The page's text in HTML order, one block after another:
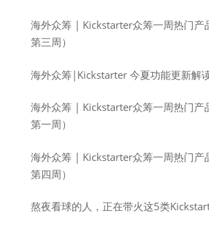
海外众筹 | Kickstarter众筹一周热门产
第三周）
海外众筹|Kickstarter 今夏功能更新解
海外众筹 | Kickstarter众筹一周热门产
第一周）
海外众筹 | Kickstarter众筹一周热门产
第四周）
熬夜看球的人，正在带火这5类